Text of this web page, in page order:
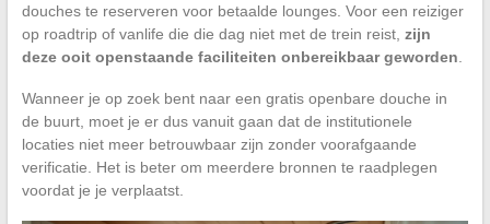
douches te reserveren voor betaalde lounges. Voor een reiziger
op roadtrip of vanlife die die dag niet met de trein reist, zijn
deze ooit openstaande faciliteiten onbereikbaar geworden
Wanneer je op zoek bent naar een gratis openbare douche in
de buurt, moet je er dus vanuit gaan dat de institutionele
locaties niet meer betrouwbaar zijn zonder voorafgaande
verificatie. Het is beter om meerdere bronnen te raadplegen
voordat je je verplaatst.